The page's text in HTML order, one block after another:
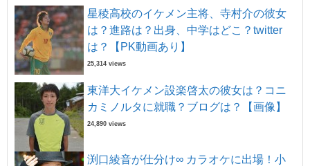
星稜高校のイケメン主将、寺村介の彼女
は？進路は？出身、中学はどこ？twitter
は？【PK動画あり】
25,314 views
東洋大イケメン設楽啓太の彼女は？コニ
カミノルタに就職？ブログは？【画像】
24,890 views
渕口綾音が仕分け∞ カラオケに出場！小